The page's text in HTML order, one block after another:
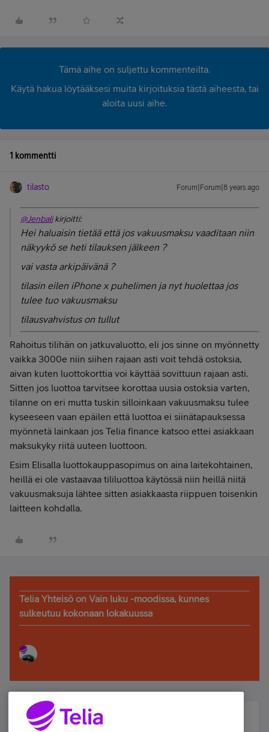
Tämä aihe on suljettu kommenteilta.
Käytä hakua löytääksesi muita kirjoituksia tästä aiheesta, tai
aloita uusi aihe.
1 kommentti
tilasto Forum|Forum|8 years ago
@Jenbalikirjoitti:
Hei haluaisin tietää että jos vakuusmaksu vaaditaan niin
näkyykö se heti tilauksen jälkeen ?
vai vasta arkipäivänä ?
tilasin eilen iPhone x puhelimen ja nyt huolettaa jos
tulee tuo vakuusmaksu
tilausvahvistus on tullut
Rahoitus tilihän on jatkuvaluotto, eli jos sinne on myönnetty
vaikka 3000e niin siihen rajaan asti voit tehdä ostoksia,
aivan kuten luottokorttia voi käyttää sovittuun rajaan asti.
Sitten jos luottoa tarvitsee korottaa uusia ostoksia varten,
tilanne on eri mutta tuskin silloinkaan vakuusmaksu tulee
kyseeseen vaan epäilen että luottoa ei siinätapauksessa
myönnetä lainkaan jos Telia finance katsoo ettei asiakkaan
maksukyky riitä uuteen luottoon.
Esim Elisalla luottokauppasopimus on aina laitekohtainen,
heillä ei ole vastaavaa tililuottoa käytössä niin heillä niitä
vakuusmaksuja lähtee sitten asiakkaasta riippuen toisenkin
laitteen kohdalla.
Telia Yhteisö on Vain luku -moodissa, kunnes
sulkeutuu kokonaan lokakuussa
Älä jää paitsi – osallistu ja voita!